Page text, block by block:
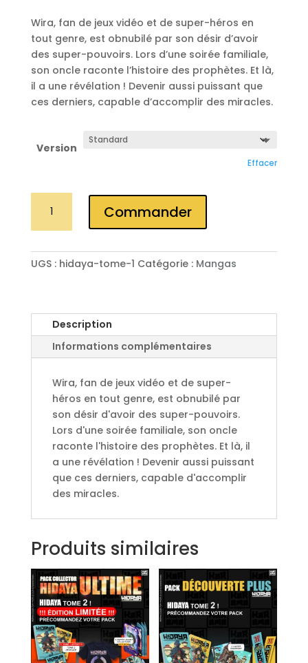
Wira, fan de jeux vidéo et de super-héros en
tout genre, est obnubilé par son désir d’avoir
des super-pouvoirs. Lors d’une soirée familiale,
son oncle raconte l’histoire des prophètes. Et là,
il a une révélation ! Devenir aussi puissant que
ces derniers, capable d’accomplir des miracles.
Version
Effacer
Manga
Tome
Commander
l
t
n
a
UGS : hidaya-tome-1 Catégorie : Mangas
Description
Informations complémentaires
Wira, fan de jeux vidéo et de super-
héros en tout genre, est obnubilé par
son désir d'avoir des super-pouvoirs.
Lors d'une soirée familiale, son oncle
raconte l'histoire des prophètes. Et là, il
a une révélation ! Devenir aussi puissant
que ces derniers, capable d'accomplir
des miracles.
Produits similaires